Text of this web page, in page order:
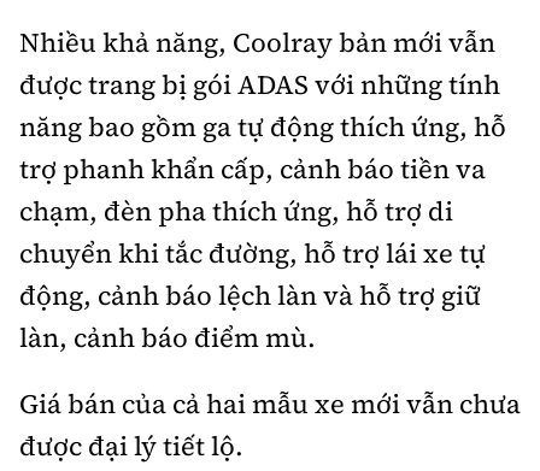
Nhiều khả năng, Coolray bản mới vẫn
được trang bị gói ADAS với những tính
năng bao gồm ga tự động thích ứng, hỗ
trợ phanh khẩn cấp, cảnh báo tiền va
chạm, đèn pha thích ứng, hỗ trợ di
chuyển khi tắc đường, hỗ trợ lái xe tự
động, cảnh báo lệch làn và hỗ trợ giữ
làn, cảnh báo điểm mù.
Giá bán của cả hai mẫu xe mới vẫn chưa
được đại lý tiết lộ.